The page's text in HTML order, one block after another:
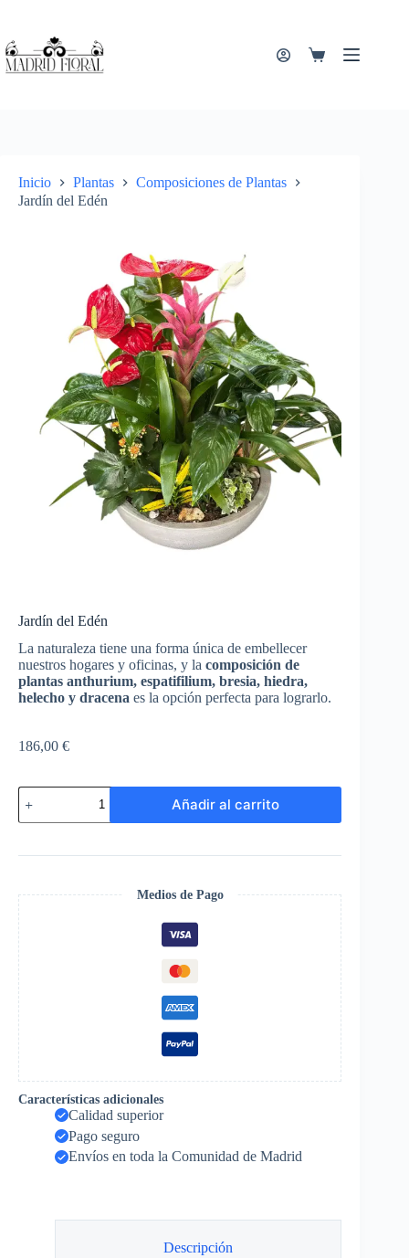
contenido
Carro
Inicio Plantas
Composiciones de Plantas
Jardín del Edén
Jardín del Edén
La naturaleza tiene una forma única de embellecer
nuestros hogares y oficinas, y la composición de
plantas anthurium, espatifilium, bresia, hiedra,
helecho y dracena es la opción perfecta para lograrlo.
186,00 €
Jardín
del
Edén
Añadir al carrito
Medios de Pago
Características adicionales
Calidad superior
Pago seguro
Envíos en toda la Comunidad de Madrid
Descripción